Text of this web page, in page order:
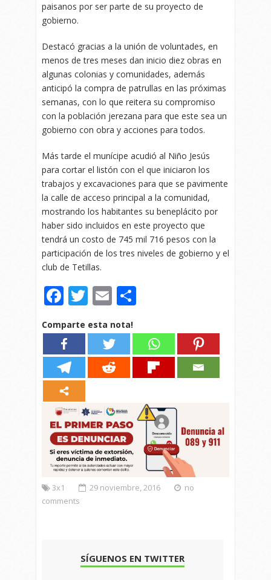
paisanos por ser parte de su proyecto de
gobierno.
Destacó gracias a la unión de voluntades, en
menos de tres meses dan inicio diez obras en
algunas colonias y comunidades, además
anticipó la compra de patrullas en las próximas
semanas, con lo que reitera su compromiso
con la población jerezana para que este sea un
gobierno con obra y acciones para todos.
Más tarde el munícipe acudió al Niño Jesús
para cortar el listón con el que iniciaron los
trabajos y excavaciones para que se pavimente
la calle de acceso principal a la comunidad,
mostrando los habitantes su beneplácito por
haber sido incluidos en este proyecto que
tendrá un costo de 745 mil 716 pesos con la
participación de los tres niveles de gobierno y el
club de Tetillas.
Facebook
Twitter
Email
Comparte esta nota!
3x1 29 noviembre, 2016
no
comments
SÍGUENOS EN TWITTER